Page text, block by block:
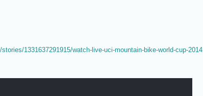
1331637291915/watch-live-uci-mountain-bike-world-cup-2014